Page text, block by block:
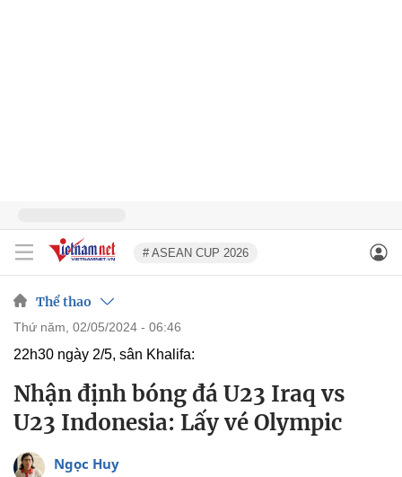
# ASEAN CUP 2026
Thể thao
thứ năm, 02/05/2024 - 06:46
22h30 ngày 2/5, sân Khalifa:
Nhận định bóng đá U23 Iraq vs
U23 Indonesia: Lấy vé Olympic
Ngọc Huy